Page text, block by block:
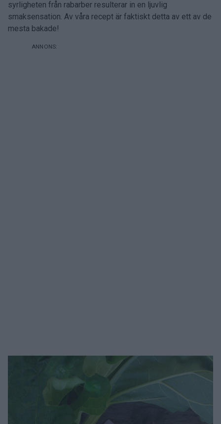
syrligheten från rabarber resulterar in en ljuvlig
smaksensation. Av våra recept är faktiskt detta av ett av de
mesta bakade!